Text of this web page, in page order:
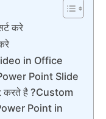
करे
in Office
Point Slide
है ?Custom
Point in